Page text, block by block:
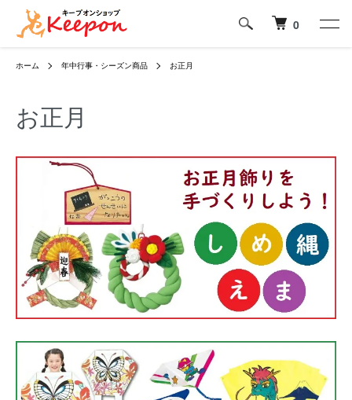
0
ホーム 年中行事・シーズン商品 お正月
お正月